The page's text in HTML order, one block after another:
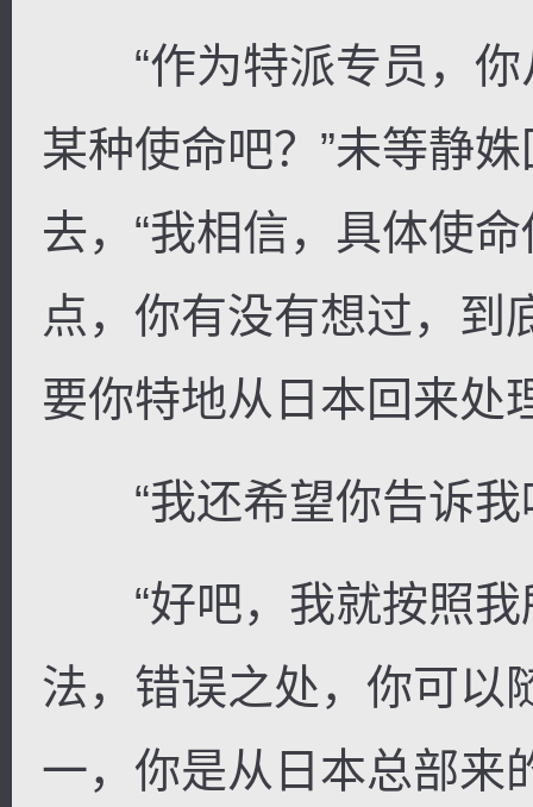
“作为特派专员，你
某种使命吧？”未等静
去，“我相信，具体使
点，你有没有想过，到
要你特地从日本回来处
“我还希望你告诉我
“好吧，我就按照我
法，错误之处，你可以
一，你是从日本总部来